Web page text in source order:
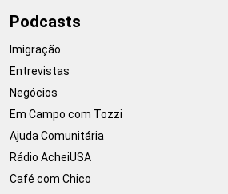
Podcasts
Imigração
Entrevistas
Negócios
Em Campo com Tozzi
Ajuda Comunitária
Rádio AcheiUSA
Café com Chico